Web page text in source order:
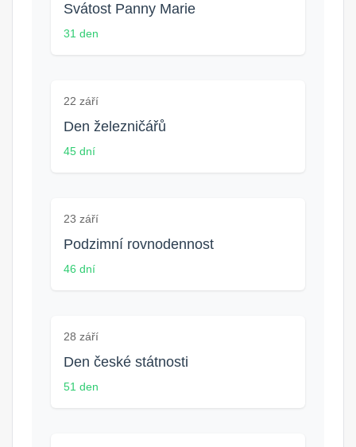
Svátost Panny Marie
31 den
22 září
Den železničářů
45 dní
23 září
Podzimní rovnodennost
46 dní
28 září
Den české státnosti
51 den